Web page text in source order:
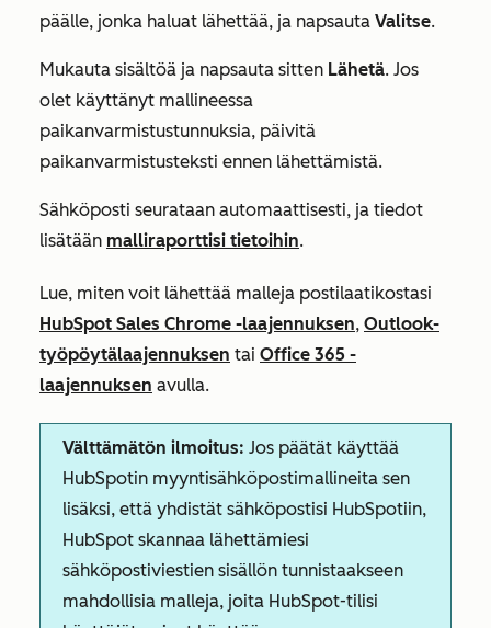
päälle, jonka haluat lähettää, ja napsauta Valitse.
Mukauta sisältöä ja napsauta sitten Lähetä. Jos
olet käyttänyt mallineessa
paikanvarmistustunnuksia, päivitä
paikanvarmistusteksti ennen lähettämistä.
Sähköposti seurataan automaattisesti, ja tiedot
lisätään malliraporttisi tietoihin.
Lue, miten voit lähettää malleja postilaatikostasi
HubSpot Sales Chrome -laajennuksen, Outlook-
työpöytälaajennuksen tai Office 365 -
laajennuksen avulla.
Välttämätön ilmoitus: Jos päätät käyttää
HubSpotin myyntisähköpostimallineita sen
lisäksi, että yhdistät sähköpostisi HubSpotiin,
HubSpot skannaa lähettämiesi
sähköpostiviestien sisällön tunnistaakseen
mahdollisia malleja, joita HubSpot-tilisi